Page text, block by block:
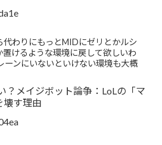
代わりにもっとMIDにゼリとかルシ
けるような環境に戻して欲しいわ
ーンにいないといけない環境も大概
？メイジボット論争：LoLの「マ
壊す理由